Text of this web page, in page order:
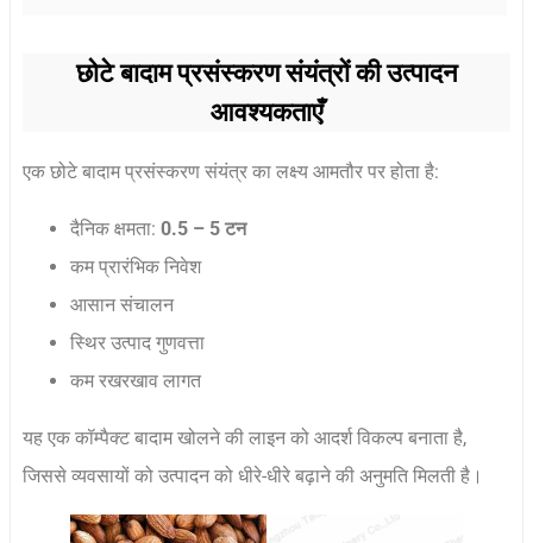
छोटे बादाम प्रसंस्करण संयंत्रों की उत्पादन
आवश्यकताएँ
एक छोटे बादाम प्रसंस्करण संयंत्र का लक्ष्य आमतौर पर होता है:
दैनिक क्षमता: 0.5 – 5 टन
कम प्रारंभिक निवेश
आसान संचालन
स्थिर उत्पाद गुणवत्ता
कम रखरखाव लागत
यह एक कॉम्पैक्ट बादाम खोलने की लाइन को आदर्श विकल्प बनाता है,
जिससे व्यवसायों को उत्पादन को धीरे-धीरे बढ़ाने की अनुमति मिलती है।